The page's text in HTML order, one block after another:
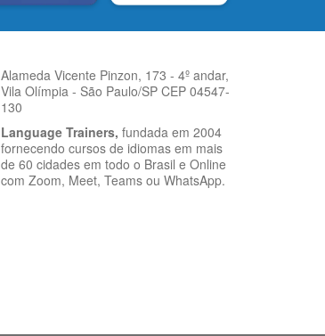
Alameda Vicente Pinzon, 173 - 4º andar,
Vila Olímpia - São Paulo/SP CEP 04547-
130
Language Trainers, fundada em 2004
fornecendo cursos de idiomas em mais
de 60 cidades em todo o Brasil e Online
com Zoom, Meet, Teams ou WhatsApp.